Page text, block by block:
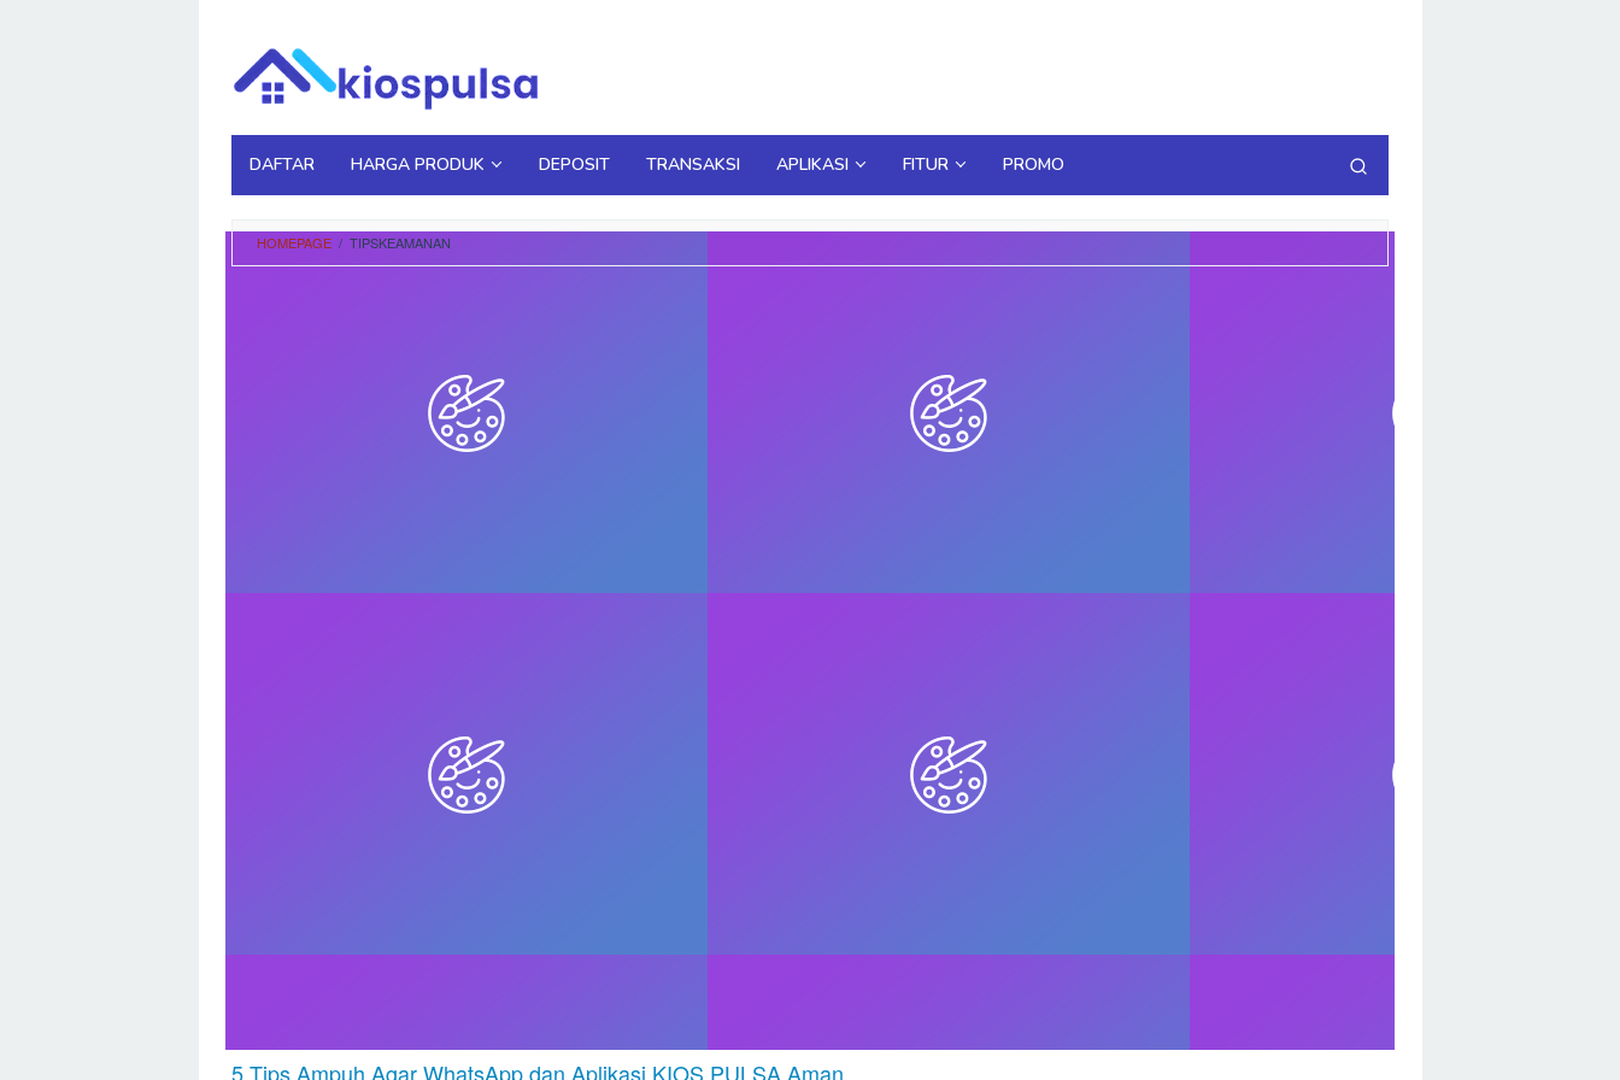
konten
DAFTAR HARGA PRODUK DEPOSIT TRANSAKSI APLIKASI FITUR PROMO
HOMEPAGE / TIPSKEAMANAN
5 Tips Ampuh Agar WhatsApp dan Aplikasi KIOS PULSA Aman